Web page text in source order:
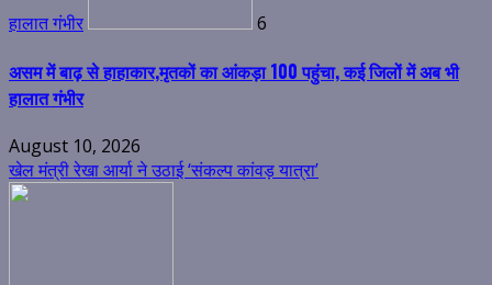
हालात गंभीर 6
असम में बाढ़ से हाहाकार,मृतकों का आंकड़ा 100 पहुंचा, कई जिलों में अब भी
हालात गंभीर
August 10, 2026
खेल मंत्री रेखा आर्या ने उठाई ‘संकल्प कांवड़ यात्रा’